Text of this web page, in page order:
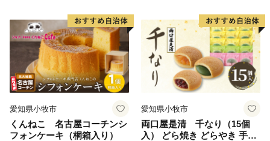
愛知県小牧市
くんねこ 名古屋コーチンシ
フォンケーキ（桐箱入り）
愛知県小牧市
両口屋是清 千なり（15個
入） どら焼き どらやき 手土